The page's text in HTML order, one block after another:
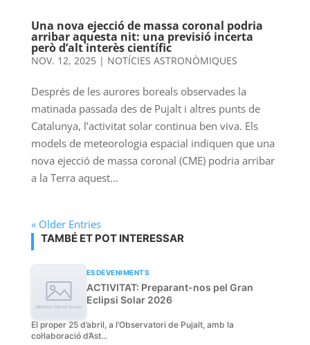
Una nova ejecció de massa coronal podria
arribar aquesta nit: una previsió incerta
però d’alt interès científic
NOV. 12, 2025| NOTÍCIES ASTRONÒMIQUES
Després de les aurores boreals observades la
matinada passada des de Pujalt i altres punts de
Catalunya, l’activitat solar continua ben viva. Els
models de meteorologia espacial indiquen que una
nova ejecció de massa coronal (CME) podria arribar
a la Terra aquest...
« Older Entries
TAMBÉ ET POT INTERESSAR
ESDEVENIMENTS
ACTIVITAT: Preparant-nos pel Gran
Eclipsi Solar 2026
El proper 25 d’abril, a l’Observatori de Pujalt, amb la
col·laboració d’Ast...